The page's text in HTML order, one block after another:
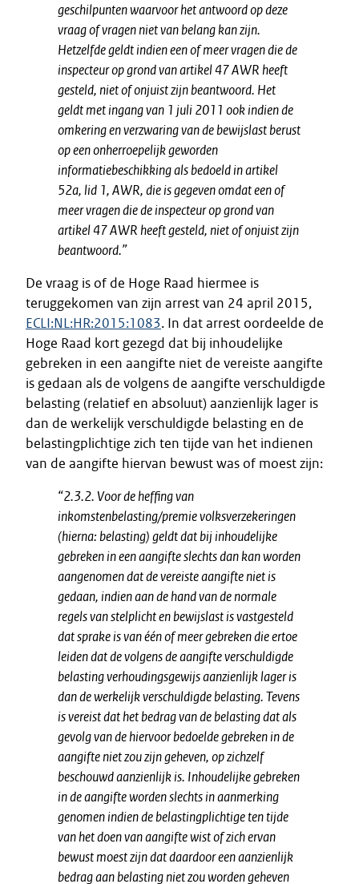
geschilpunten waarvoor het antwoord op deze
vraag of vragen niet van belang kan zijn.
Hetzelfde geldt indien een of meer vragen die de
inspecteur op grond van artikel 47 AWR heeft
gesteld, niet of onjuist zijn beantwoord. Het
geldt met ingang van 1 juli 2011 ook indien de
omkering en verzwaring van de bewijslast berust
op een onherroepelijk geworden
informatiebeschikking als bedoeld in artikel
52a, lid 1, AWR, die is gegeven omdat een of
meer vragen die de inspecteur op grond van
artikel 47 AWR heeft gesteld, niet of onjuist zijn
beantwoord.”
De vraag is of de Hoge Raad hiermee is
teruggekomen van zijn arrest van 24 april 2015,
ECLI:NL:HR:2015:1083. In dat arrest oordeelde de
Hoge Raad kort gezegd dat bij inhoudelijke
gebreken in een aangifte niet de vereiste aangifte
is gedaan als de volgens de aangifte verschuldigde
belasting (relatief en absoluut) aanzienlijk lager is
dan de werkelijk verschuldigde belasting en de
belastingplichtige zich ten tijde van het indienen
van de aangifte hiervan bewust was of moest zijn:
“2.3.2. Voor de heffing van
inkomstenbelasting/premie volksverzekeringen
(hierna: belasting) geldt dat bij inhoudelijke
gebreken in een aangifte slechts dan kan worden
aangenomen dat de vereiste aangifte niet is
gedaan, indien aan de hand van de normale
regels van stelplicht en bewijslast is vastgesteld
dat sprake is van één of meer gebreken die ertoe
leiden dat de volgens de aangifte verschuldigde
belasting verhoudingsgewijs aanzienlijk lager is
dan de werkelijk verschuldigde belasting. Tevens
is vereist dat het bedrag van de belasting dat als
gevolg van de hiervoor bedoelde gebreken in de
aangifte niet zou zijn geheven, op zichzelf
beschouwd aanzienlijk is. Inhoudelijke gebreken
in de aangifte worden slechts in aanmerking
genomen indien de belastingplichtige ten tijde
van het doen van aangifte wist of zich ervan
bewust moest zijn dat daardoor een aanzienlijk
bedrag aan belasting niet zou worden geheven